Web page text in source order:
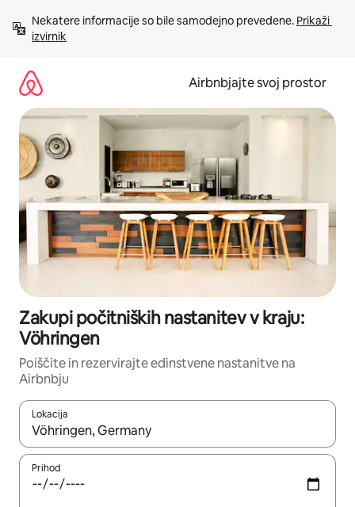
vsebino
Nekatere informacije so bile samodejno prevedene. Prikaži
izvirnik
Airbnbjajte svoj prostor
Zakupi počitniških nastanitev v kraju:
Vöhringen
Poiščite in rezervirajte edinstvene nastanitve na
Airbnbju
Lokacija
Ko so rezultati na voljo, krmarite s puščičnima tipkama gor in
Prihod